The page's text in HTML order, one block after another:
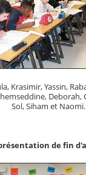
Krasimir, Yassin,
Deborah,
Sol, Siham et Naomi.
de fin